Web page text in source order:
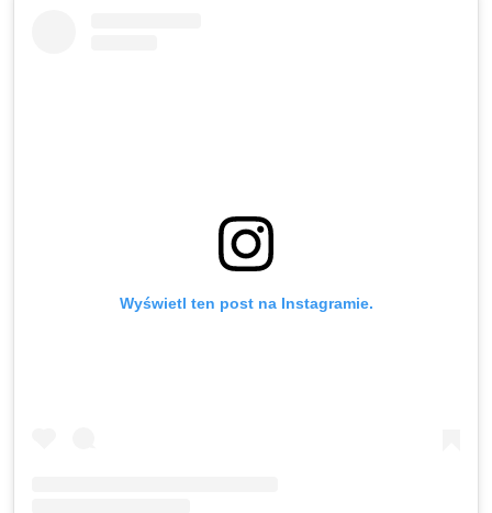
Wyświetl ten post na Instagramie.